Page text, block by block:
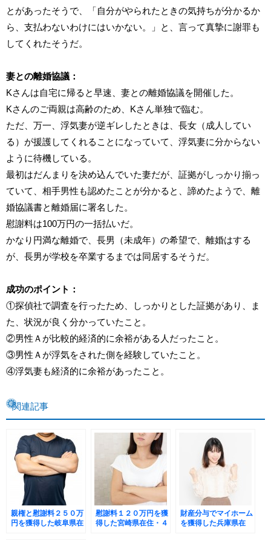
とがあったそうで、「自分がやられたときの気持ちが分かるか
ら、支払わないわけにはいかない。」と、言って真摯に謝罪も
してくれたそうだ。
妻との離婚協議：
Kさんは自宅に帰ると早速、妻との離婚協議を開催した。
Kさんのご両親は高齢のため、Kさん単独で臨む。
ただ、万一、浮気妻が逆ギレしたときは、長女（成人してい
る）が援護してくれることになっていて、浮気妻に分からない
ように待機している。
最初はだんまりを決め込んでいた妻だが、証拠がしっかり揃っ
ていて、相手男性も認めたことが分かると、諦めたようで、離
婚協議書と離婚届に署名した。
慰謝料は100万円の一括払いだ。
かなり円満な離婚で、長男（未成年）の希望で、離婚はする
が、長男が学校を卒業するまでは同居するそうだ。
成功のポイント：
①探偵社で調査を行ったため、しっかりとした証拠があり、ま
た、状況が良く分かっていたこと。
②男性Ａが比較的経済的に余裕がある人だったこと。
③男性Ａが浮気をされた側を経験していたこと。
④浮気妻も経済的に余裕があったこと。
関連記事
親権と慰謝料２５０万
円を獲得した岐阜県在
慰謝料１２０万円を獲
得した宮崎県在住・４
財産分与でマイホーム
を獲得した兵庫県在